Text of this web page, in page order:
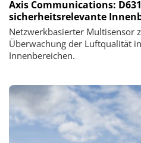
Axis Communications:
sicherheitsrelevante
Netzwerkbasierter Multisensor
Überwachung der Luftqualität
Innenbereichen.